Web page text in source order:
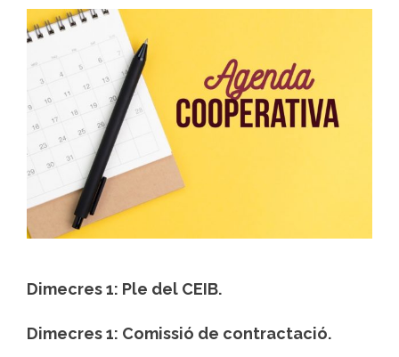
Dimecres 1: Ple del CEIB.
Dimecres 1: Comissió de contractació.